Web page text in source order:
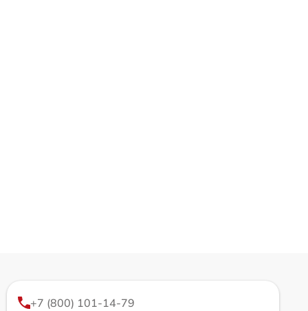
+7 (800) 101-14-79